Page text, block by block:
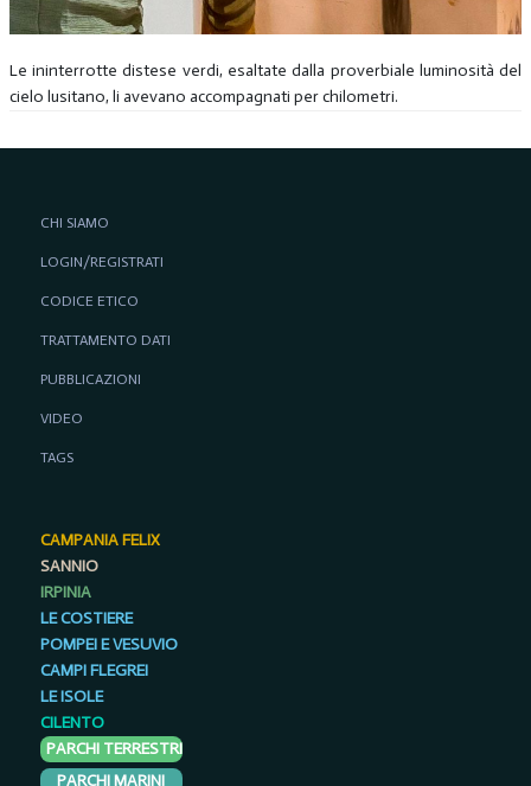
Le ininterrotte distese verdi, esaltate dalla proverbiale luminosità del
cielo lusitano, li avevano accompagnati per chilometri.
CHI SIAMO
LOGIN/REGISTRATI
CODICE ETICO
TRATTAMENTO DATI
PUBBLICAZIONI
VIDEO
TAGS
CAMPANIA FELIX
SANNIO
IRPINIA
LE COSTIERE
POMPEI E VESUVIO
CAMPI FLEGREI
LE ISOLE
CILENTO
PARCHI TERRESTRI
PARCHI MARINI